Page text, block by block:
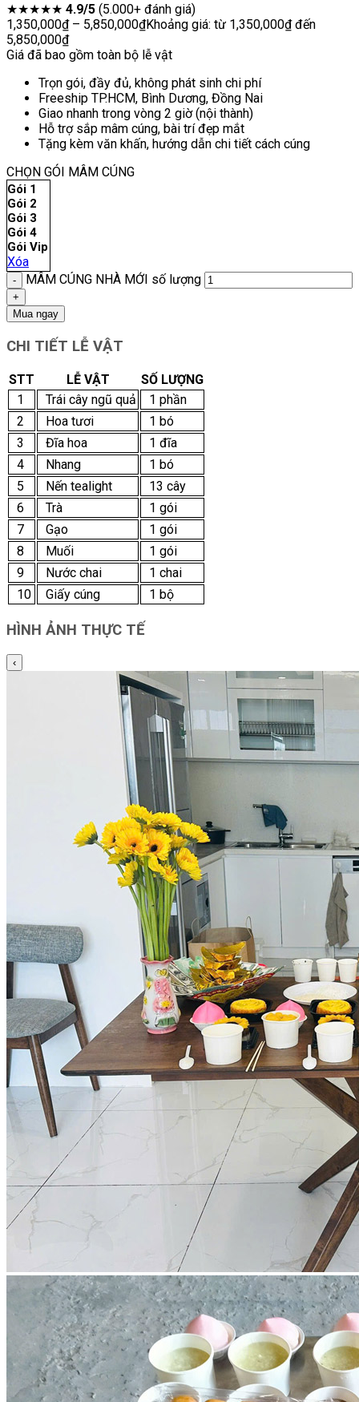
★★★★★ 4.9/5 (5.000+ đánh giá)
1,350,000₫ – 5,850,000₫Khoảng giá: từ 1,350,000₫ đến
5,850,000₫
Giá đã bao gồm toàn bộ lễ vật
Trọn gói, đầy đủ, không phát sinh chi phí
Freeship TP.HCM, Bình Dương, Đồng Nai
Giao nhanh trong vòng 2 giờ (nội thành)
Hỗ trợ sắp mâm cúng, bài trí đẹp mắt
Tặng kèm văn khấn, hướng dẫn chi tiết cách cúng
CHỌN GÓI MÂM CÚNG
Gói 1
Gói 2
Gói 3
Gói 4
Gói Vip
Xóa
MÂM CÚNG NHÀ MỚI số lượng
Mua ngay
CHI TIẾT LỄ VẬT
STT LỄ VẬT
SỐ LƯỢNG
1
Trái cây ngũ quả
1 phần
2
Hoa tươi
1 bó
3
Đĩa hoa
1 đĩa
4
Nhang
1 bó
5
Nến tealight
13 cây
6
Trà
1 gói
7
Gạo
1 gói
8
Muối
1 gói
9
Nước chai
1 chai
10
Giấy cúng 1 bộ
HÌNH ẢNH THỰC TẾ
‹